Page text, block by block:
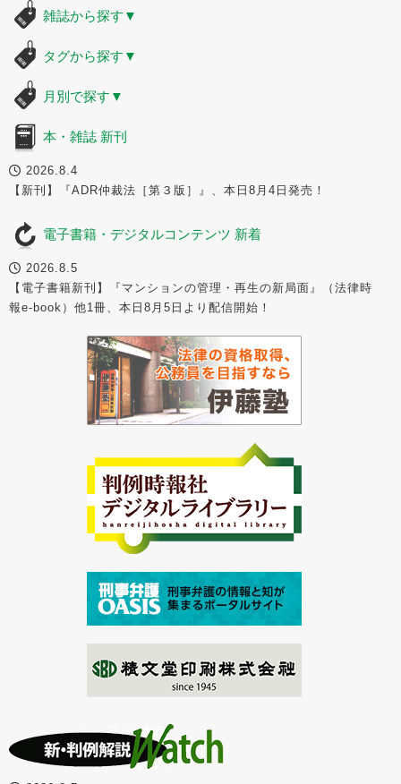
雑誌から探す ▼
タグから探す ▼
月別で探す ▼
本・雑誌 新刊
2026.8.4
【新刊】『ADR仲裁法［第３版］』、本日8月4日発売！
電子書籍・デジタルコンテンツ 新着
2026.8.5
【電子書籍新刊】『マンションの管理・再生の新局面』（法律時
報e-book）他1冊、本日8月5日より配信開始！